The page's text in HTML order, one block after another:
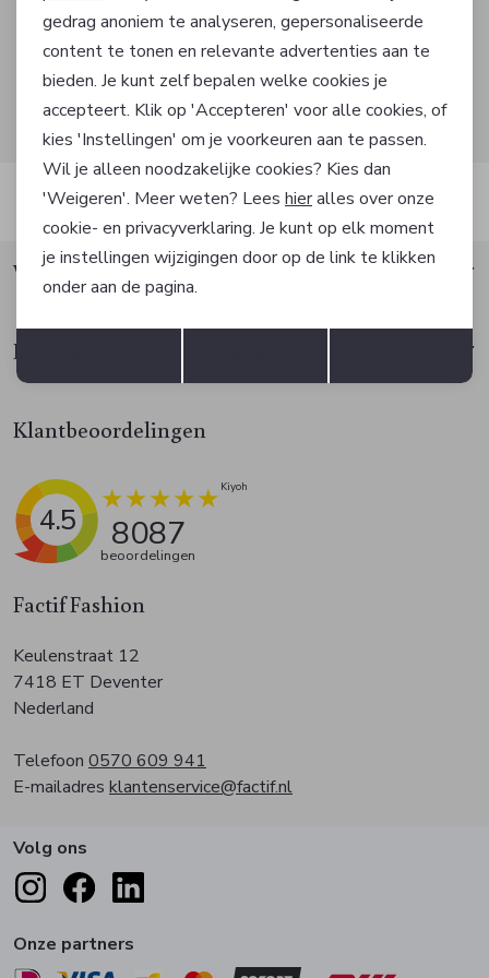
AANMELDEN
Hoe we met je data omgaan? Bekijk dit in onze
privacyverklaring.
Automatisch sparen voor korting
Factif Fashion
Keulenstraat 12
7418 ET Deventer
Nederland
Telefoon 0570 609 941
E-mailadres klantenservice@factif.nl
Waarom Factif?
Klantenservice
Klantbeoordelingen
4.5 8087
beoordelingen
Volg ons
Onze partners
Marketing cookies
Terug Opslaan
gedrag anoniem te analyseren, gepersonaliseerde
content te tonen en relevante advertenties aan te
bieden. Je kunt zelf bepalen welke cookies je
accepteert. Klik op 'Accepteren' voor alle cookies, of
kies 'Instellingen' om je voorkeuren aan te passen.
Wil je alleen noodzakelijke cookies? Kies dan
'Weigeren'. Meer weten? Lees hieralles over onze
cookie- en privacyverklaring. Je kunt op elk moment
je instellingen wijzigingen door op de link te klikken
onder aan de pagina.